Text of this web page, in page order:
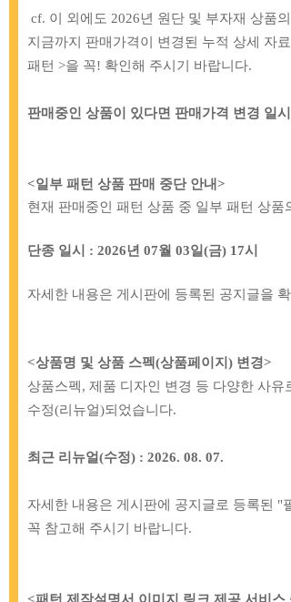
cf. 이 외에도 2026년 원단 및 부자재 상품
지금까지 판매가격이 변경된 누적 상세 자
패턴 >을 꼭! 확인해 주시기 바랍니다.
판매중인 상품이 있다면 판매가격 변경 일
<일부 패턴 상품 판매 중단 안내>
현재 판매중인 패턴 상품 중 일부 패턴 상
단종 일시 : 2026년 07월 03일(금) 17시
자세한 내용은 게시판에 등록된 공지글을
<상품명 및 상품 스펙(상품페이지 ) 변경>
상품스펙, 제품 디자인 변경 등 다양한 사
수정(리뉴얼)되었습니다.
최근 리뉴얼(수정) : 2026. 08. 07.
자세한 내용은 게시판에 공지글로 등록된 "
꼭 참고해 주시기 바랍니 다.
54,000원